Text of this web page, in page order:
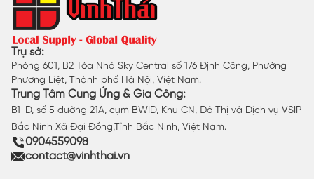
Trụ sở:
Phòng 601, B2 Tòa Nhà Sky Central số 176 Định Công, Phường
Phương Liệt, Thành phố Hà Nội, Việt Nam.
Trung Tâm Cung Ứng & Gia Công:
B1-D, số 5 đường 21A, cụm BWID, Khu CN, Đô Thị và Dịch vụ VSIP
Bắc Ninh Xã Đại Đồng,Tỉnh Bắc Ninh, Việt Nam.
0904559098
contact@vinhthai.vn